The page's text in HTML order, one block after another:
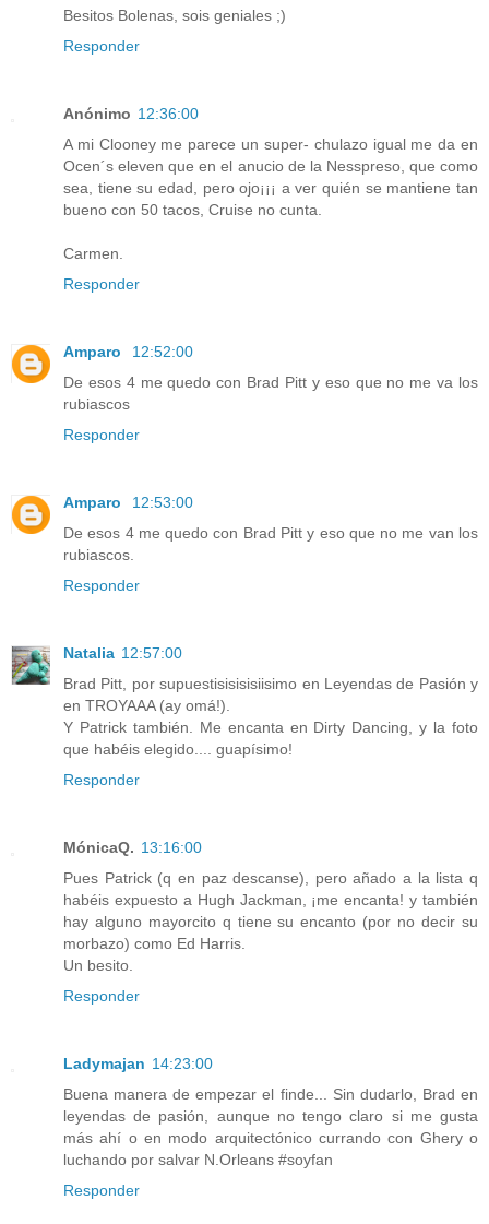
Besitos Bolenas, sois geniales ;)
Responder
Anónimo 12:36:00
A mi Clooney me parece un super- chulazo igual me da en
Ocen´s eleven que en el anucio de la Nesspreso, que como
sea, tiene su edad, pero ojo¡¡¡ a ver quién se mantiene tan
bueno con 50 tacos, Cruise no cunta.
Carmen.
Responder
Amparo
12:52:00
De esos 4 me quedo con Brad Pitt y eso que no me va los
rubiascos
Responder
Amparo
12:53:00
De esos 4 me quedo con Brad Pitt y eso que no me van los
rubiascos.
Responder
Natalia 12:57:00
Brad Pitt, por supuestisisisisiisimo en Leyendas de Pasión y
en TROYAAA (ay omá!).
Y Patrick también. Me encanta en Dirty Dancing, y la foto
que habéis elegido.... guapísimo!
Responder
MónicaQ. 13:16:00
Pues Patrick (q en paz descanse), pero añado a la lista q
habéis expuesto a Hugh Jackman, ¡me encanta! y también
hay alguno mayorcito q tiene su encanto (por no decir su
morbazo) como Ed Harris.
Un besito.
Responder
Ladymajan 14:23:00
Buena manera de empezar el finde... Sin dudarlo, Brad en
leyendas de pasión, aunque no tengo claro si me gusta
más ahí o en modo arquitectónico currando con Ghery o
luchando por salvar N.Orleans #soyfan
Responder